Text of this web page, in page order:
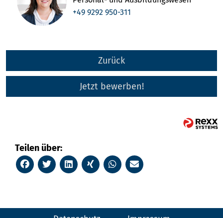
+49 9292 950-311
Zurück
Jetzt bewerben!
Teilen über: